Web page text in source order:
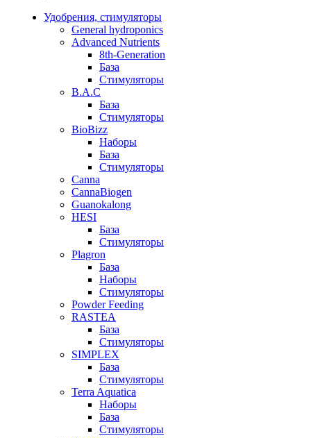
Удобрения, стимуляторы
General hydroponics
Advanced Nutrients
8th-Generation
База
Стимуляторы
B.A.C
База
Стимуляторы
BioBizz
Наборы
База
Стимуляторы
Canna
CannaBiogen
Guanokalong
HESI
База
Стимуляторы
Plagron
База
Наборы
Стимуляторы
Powder Feeding
RASTEA
База
Стимуляторы
SIMPLEX
База
Стимуляторы
Terra Aquatica
Наборы
База
Стимуляторы